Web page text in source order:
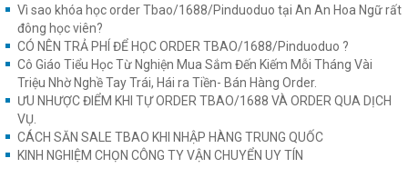
Vì sao khóa học order Tbao/1688/Pinduoduo tại An An Hoa Ngữ rất
đông học viên?
CÓ NÊN TRẢ PHÍ ĐỂ HỌC ORDER TBAO/1688/Pinduoduo ?
Cô Giáo Tiểu Học Từ Nghiện Mua Sắm Đến Kiếm Mỗi Tháng Vài
Triệu Nhờ Nghề Tay Trái, Hái ra Tiền- Bán Hàng Order.
ƯU NHƯỢC ĐIỂM KHI TỰ ORDER TBAO/1688 VÀ ORDER QUA DỊCH
VỤ.
CÁCH SĂN SALE TBAO KHI NHẬP HÀNG TRUNG QUỐC
KINH NGHIỆM CHỌN CÔNG TY VẬN CHUYỂN UY TÍN